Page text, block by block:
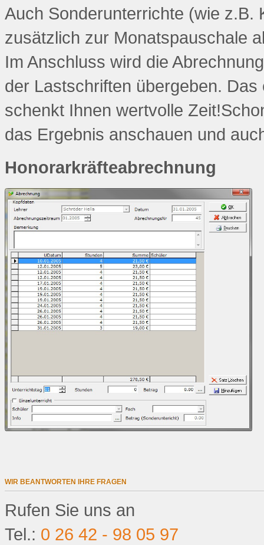
Auch Sonderunterrichte (wie z.B.
zusätzlich zur Monatspauschale
Im Anschluss wird die
der Lastschriften übergeben.
schenkt Ihnen wertvolle
das Ergebnis anschauen und
Honorarkräfteabrechnung
WIR BEANTWORTEN IHRE FRAGEN
Rufen Sie uns an
Tel.: 0 26 42 - 98 05 97